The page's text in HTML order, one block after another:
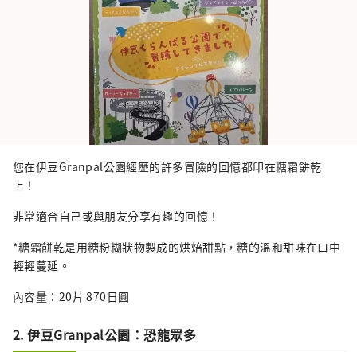
您在伊豆Granpal公園經歷的許多冒險的回憶都印在糖霜餅乾
上！
非常適合自己或與朋友分享有趣的回憶！
*糖霜餅乾是用糖粉糊狀物製成的烘焙甜點，糖的溫和甜味在口中
輕輕蔓延。
內容量：20片 870日圓
2. 伊豆Granpal公園：恐龍眾多